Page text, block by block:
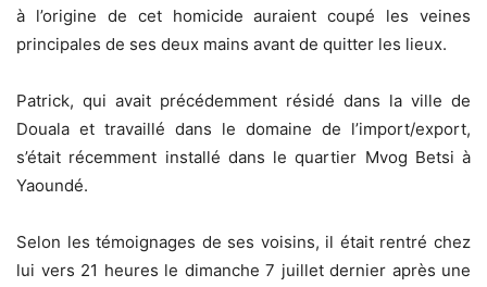
à l’origine de cet homicide auraient coupé les veines
principales de ses deux mains avant de quitter les lieux.
Patrick, qui avait précédemment résidé dans la ville de
Douala et travaillé dans le domaine de l’import/export,
s’était récemment installé dans le quartier Mvog Betsi à
Yaoundé.
Selon les témoignages de ses voisins, il était rentré chez
lui vers 21 heures le dimanche 7 juillet dernier après une